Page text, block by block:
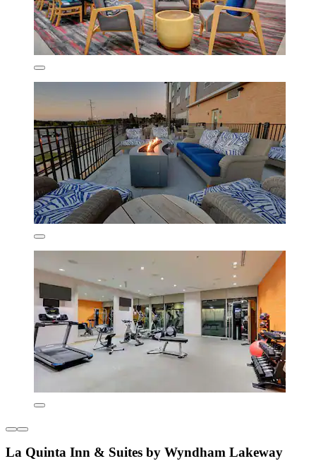
La Quinta Inn & Suites by Wyndham Lakeway